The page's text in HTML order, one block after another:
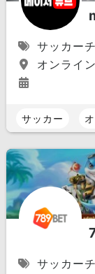
サッカー
オンライン
サッカー
サッカー